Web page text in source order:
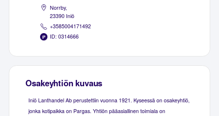
Norrby,
23390 Iniö
+3585004171492
ID: 0314666
Osakeyhtiön kuvaus
Iniö Lanthandel Ab perustettiin vuonna 1921. Kyseessä on osakeyhtiö,
jonka kotipaikka on Pargas. Yhtiön pääasiallinen toimiala on